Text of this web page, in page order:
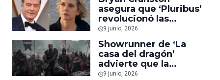
asegura que ‘Pluribus’
revolucionó las
historias de invasión
alienígena
9 junio, 2026
Showrunner de ‘La
casa del dragón’
advierte que la
temporada 3 es
9 junio, 2026